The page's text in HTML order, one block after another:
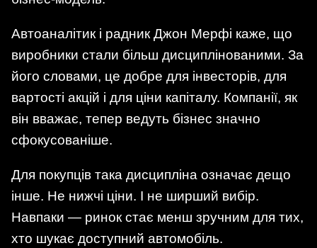
Автоаналітик і радник Джон Мерфі каже, що
виробники стали більш дисциплінованими. За
його словами, це добре для інвесторів, для
вартості акцій і для ціни капіталу. Компанії, як
він вважає, тепер ведуть бізнес значно
сфокусованіше.
Для покупців така дисципліна означає дещо
інше. Не нижчі ціни. І не ширший вибір.
Навпаки — ринок стає менш зручним для тих,
хто шукає доступний автомобіль.